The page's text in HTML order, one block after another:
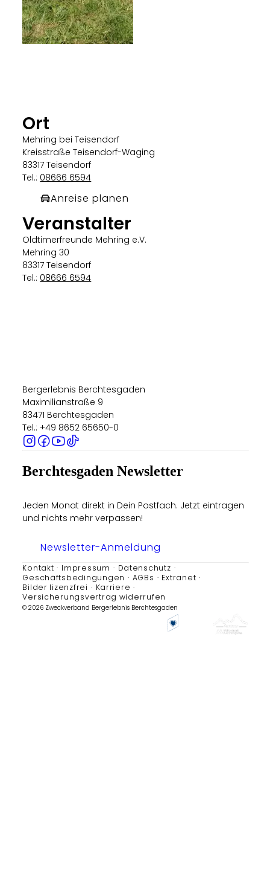
Ort
Mehring bei Teisendorf
Kreisstraße Teisendorf-Waging
83317 Teisendorf
Tel.: 08666 6594
Anreise planen
Veranstalter
Oldtimerfreunde Mehring e.V.
Mehring 30
83317 Teisendorf
Tel.: 08666 6594
Bergerlebnis Berchtesgaden
Maximilianstraße 9
83471 Berchtesgaden
Tel.: +49 8652 65650-0
Berchtesgaden Newsletter
Jeden Monat direkt in Dein Postfach. Jetzt eintragen
und nichts mehr verpassen!
Newsletter-Anmeldung
Kontakt Impressum
Datenschutz
Geschäftsbedingungen
AGBs
Extranet
Bilder lizenzfrei
Karriere
Versicherungsvertrag widerrufen
© 2026 Zweckverband Bergerlebnis Berchtesgaden